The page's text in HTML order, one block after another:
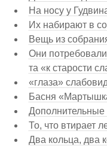
На носу у
Их набирают в
Вещь из
Они
та «к старости
«глаза»
Басня
Дополнительные
То, что втирает
Два кольца, два